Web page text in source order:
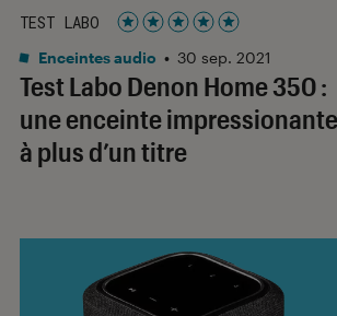
Test Labo Denon Home 350 :
une enceinte impressionante
à plus d’un titre
TEST LABO
Noté 5 étoiles sur 5
Enceintes audio • 30 sep. 2021